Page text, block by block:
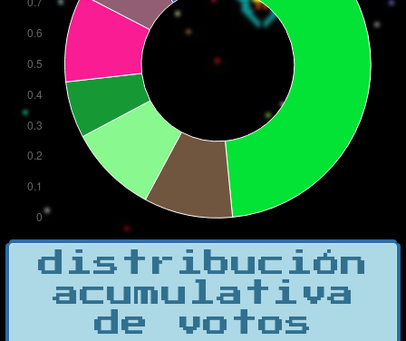
distribución
acumulativa
de votos